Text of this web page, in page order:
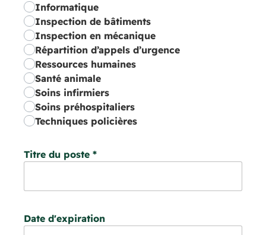
Informatique
Inspection de bâtiments
Inspection en mécanique
Répartition d’appels d’urgence
Ressources humaines
Santé animale
Soins infirmiers
Soins préhospitaliers
Techniques policières
Titre du poste *
Date d'expiration